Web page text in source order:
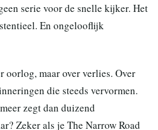
serie voor de snelle kijker. Het
En ongelooflijk
oorlog, maar over verlies. Over
die steeds vervormen.
zegt dan duizend
Zeker als je The Narrow Road